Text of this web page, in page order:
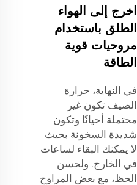
اخرج إلى الهواء
الطلق باستخدام
مروحيات قوية
الطاقة
في النهاية، حرارة
الصيف تكون غير
محتملة أحيانًا وتكون
شديدة السخونة بحيث
لا يمكنك البقاء لساعات
في الخارج. ولحسن
الحظ، مع بعض المراوح